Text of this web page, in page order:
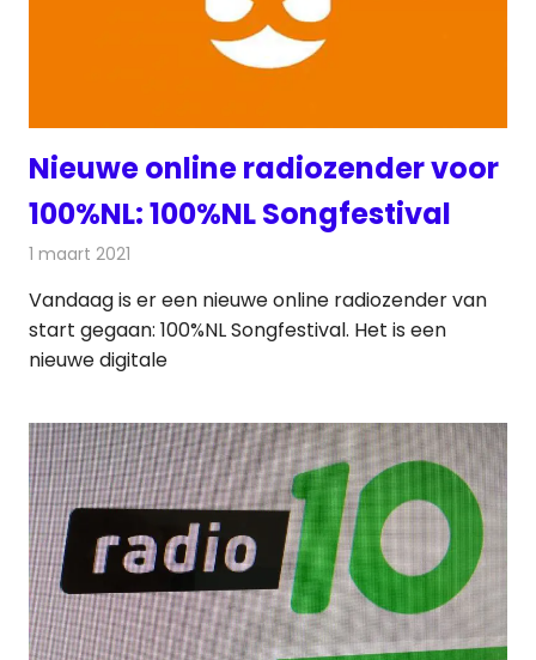
Nieuwe online radiozender voor
100%NL: 100%NL Songfestival
1 maart 2021
Vandaag is er een nieuwe online radiozender van
start gegaan: 100%NL Songfestival. Het is een
nieuwe digitale